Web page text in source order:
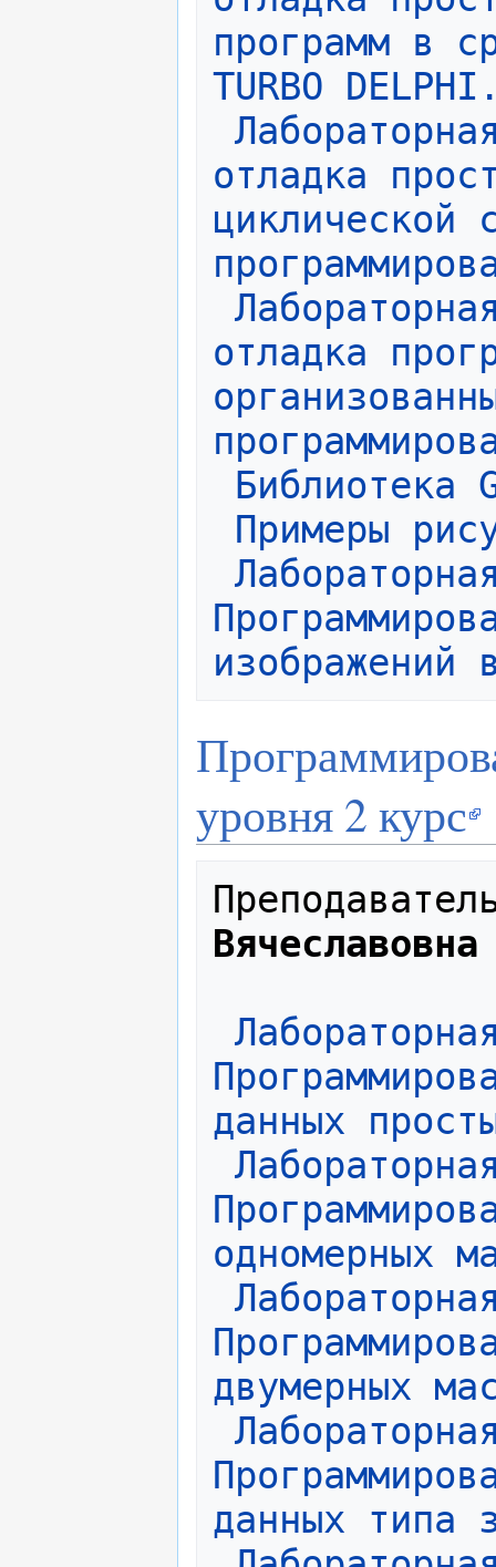
программ в
TURBO
отладка
циклической
отладка
Библиотека
Примеры
уровня 2 курс
данных
одномерных
двумерных
данных типа